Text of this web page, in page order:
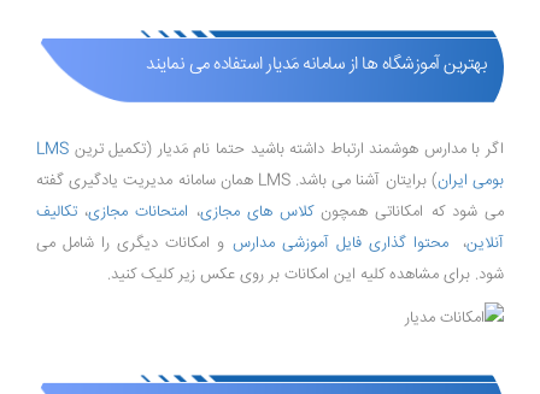
بهترین آموزشگاه ها از سامانه مَدیار استفاده می نمایند
اگر با مدارس هوشمند ارتباط داشته باشید حتما نام مَدیار (تکمیل ترین LMS
بومی ایران
) برایتان آشنا می باشد. LMS همان سامانه مدیریت یادگیری گفته
می شود که امکاناتی همچونکلاس های مجازی، امتحانات مجازی، تکالیف
آنلاین، محتوا گذاری فایل آموزشی مدارس و امکانات دیگری را شامل می
شود. برای مشاهده کلیه این امکانات بر روی عکس زیر کلیک کنید.